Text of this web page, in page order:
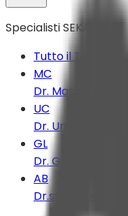
Specialisti SEKAL
Tutto il Team
MC
Dr. Massimo
UC
Dr. Umberto
GL
Dr. Gianluigi Latino
AB
Dr.ssa Adriana